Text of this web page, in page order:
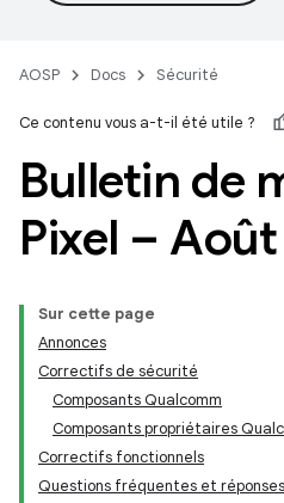
AOSP Docs Sécurité
Ce contenu vous a-t-il été utile ?
Bulletin de
Pixel –
Sur cette page
Annonces
Correctifs de sécurité
Composants Qualcomm
Composants propriétaires
Correctifs fonctionnels
Questions fréquentes et réponses